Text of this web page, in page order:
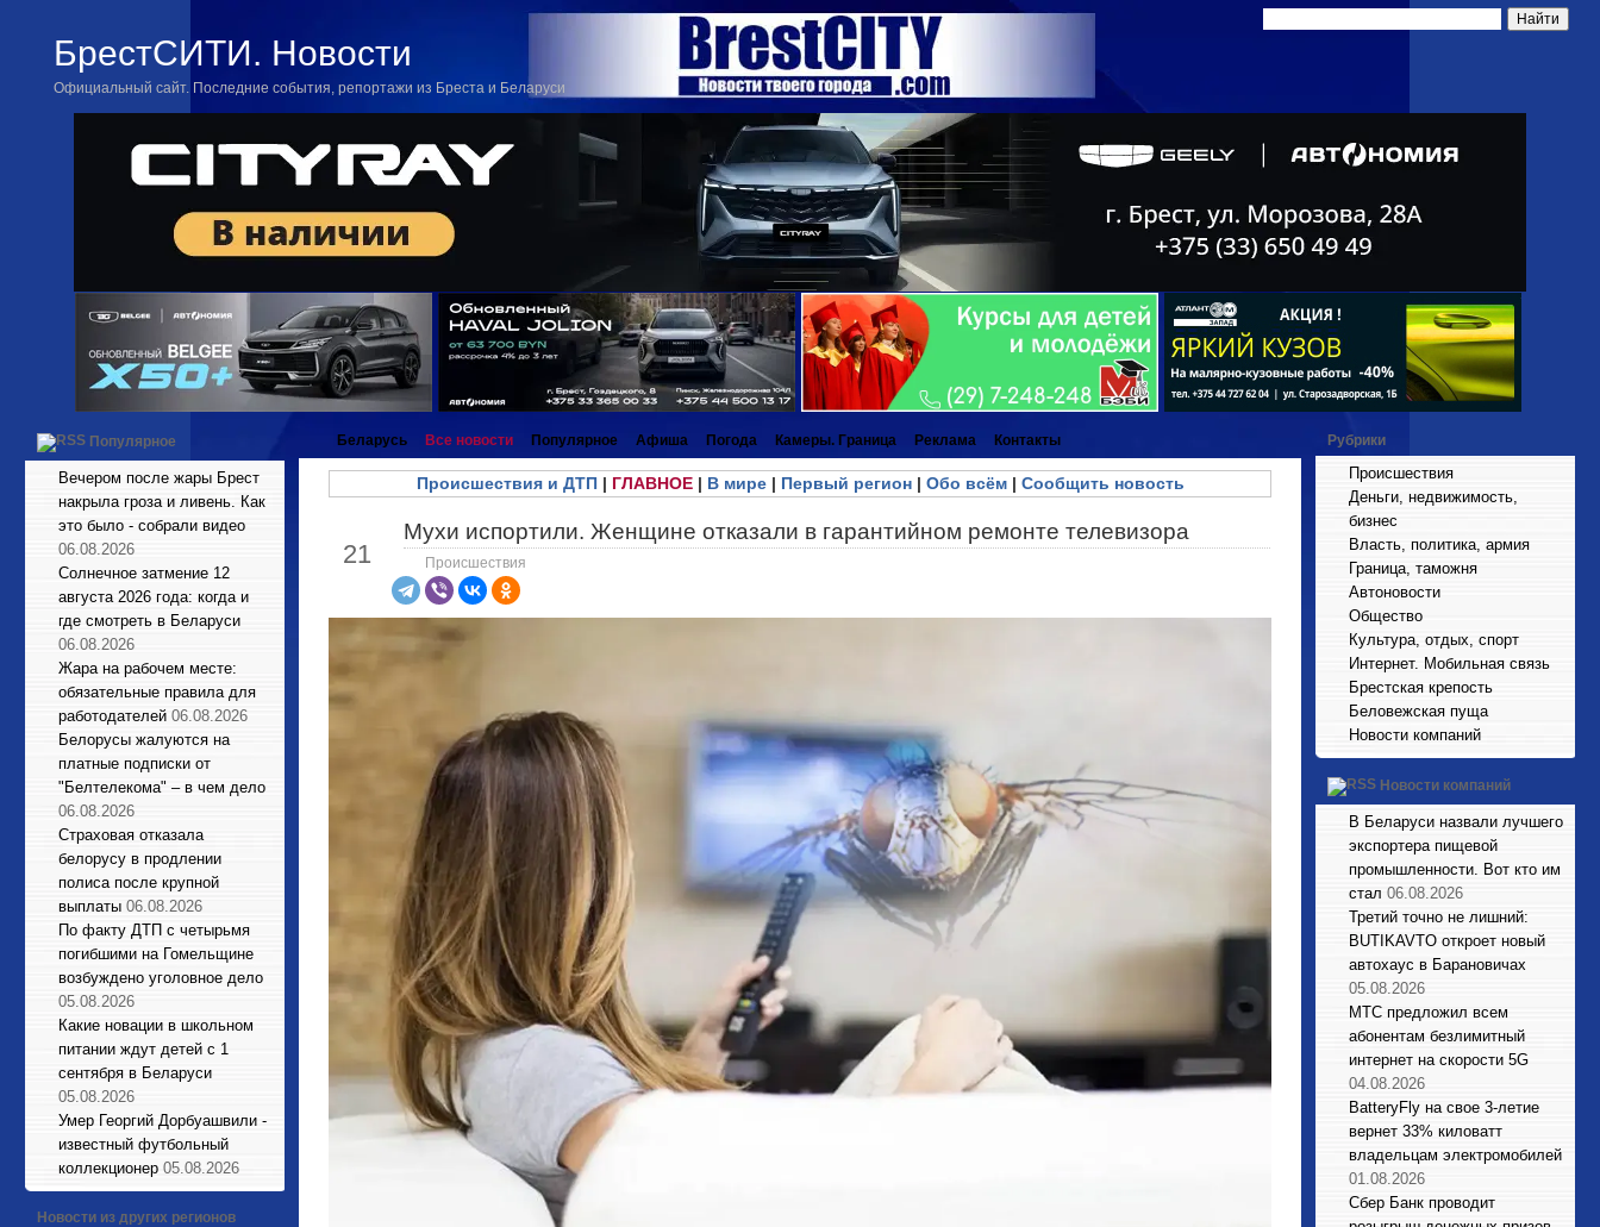
БрестСИТИ. Новости
Официальный сайт. Последние события, репортажи из Бреста и Беларуси
Популярное
Вечером после жары Брест
накрыла гроза и ливень. Как
это было - собрали видео
06.08.2026
Солнечное затмение 12
августа 2026 года: когда и
где смотреть в Беларуси
06.08.2026
Жара на рабочем месте:
обязательные правила для
работодателей 06.08.2026
Белорусы жалуются на
платные подписки от
"Белтелекома" – в чем дело
06.08.2026
Страховая отказала
белорусу в продлении
полиса после крупной
выплаты 06.08.2026
По факту ДТП с четырьмя
погибшими на Гомельщине
возбуждено уголовное дело
05.08.2026
Какие новации в школьном
питании ждут детей с 1
сентября в Беларуси
05.08.2026
Умер Георгий Дорбуашвили -
известный футбольный
коллекционер 05.08.2026
Новости из других регионов
Беларусь Все новости Популярное Афиша Погода Камеры. Граница Реклама Контакты
Происшествия и ДТП| ГЛАВНОЕ| В мире| Первый регион| Обо всём| Сообщить новость
21
Мухи испортили. Женщине отказали в гарантийном ремонте телевизора
Происшествия
Рубрики
Происшествия
Деньги, недвижимость,
бизнес
Власть, политика, армия
Граница, таможня
Автоновости
Общество
Культура, отдых, спорт
Интернет. Мобильная связь
Брестская крепость
Беловежская пуща
Новости компаний
Новости компаний
В Беларуси назвали лучшего
экспортера пищевой
промышленности. Вот кто им
стал 06.08.2026
Третий точно не лишний:
BUTIKAVTO откроет новый
автохаус в Барановичах
05.08.2026
МТС предложил всем
абонентам безлимитный
интернет на скорости 5G
04.08.2026
BatteryFly на свое 3-летие
вернет 33% киловатт
владельцам электромобилей
01.08.2026
Сбер Банк проводит